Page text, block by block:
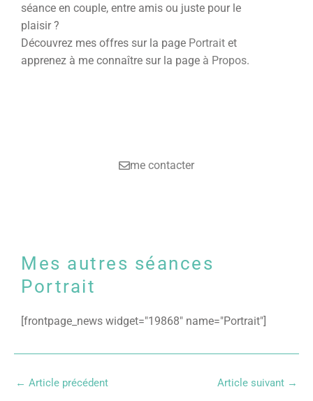
séance en couple, entre amis ou juste pour le
plaisir ?
Découvrez mes offres sur la page Portrait et
apprenez à me connaître sur la page à Propos.
me contacter
Mes autres séances
Portrait
[frontpage_news widget="19868" name="Portrait"]
← Article précédent Article suivant →